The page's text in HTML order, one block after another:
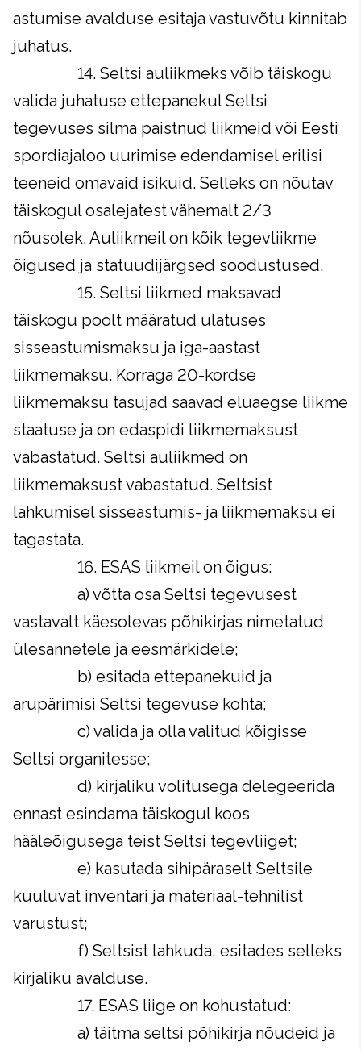
astumise avalduse esitaja vastuvõtu kinnitab
juhatus.
14. Seltsi auliikmeks võib täiskogu
valida juhatuse ettepanekul Seltsi
tegevuses silma paistnud liikmeid või Eesti
spordiajaloo uurimise edendamisel erilisi
teeneid omavaid isikuid. Selleks on nõutav
täiskogul osalejatest vähemalt 2/3
nõusolek. Auliikmeil on kõik tegevliikme
õigused ja statuudijärgsed soodustused.
15. Seltsi liikmed maksavad
täiskogu poolt määratud ulatuses
sisseastumismaksu ja iga-aastast
liikmemaksu. Korraga 20-kordse
liikmemaksu tasujad saavad eluaegse liikme
staatuse ja on edaspidi liikmemaksust
vabastatud. Seltsi auliikmed on
liikmemaksust vabastatud. Seltsist
lahkumisel sisseastumis- ja liikmemaksu ei
tagastata.
16. ESAS liikmeil on õigus:
a) võtta osa Seltsi tegevusest
vastavalt käesolevas põhikirjas nimetatud
ülesannetele ja eesmärkidele;
b) esitada ettepanekuid ja
arupärimisi Seltsi tegevuse kohta;
c) valida ja olla valitud kõigisse
Seltsi organitesse;
d) kirjaliku volitusega delegeerida
ennast esindama täiskogul koos
hääleõigusega teist Seltsi tegevliiget;
e) kasutada sihipäraselt Seltsile
kuuluvat inventari ja materiaal-tehnilist
varustust;
f) Seltsist lahkuda, esitades selleks
kirjaliku avalduse.
17. ESAS liige on kohustatud:
a) täitma seltsi põhikirja nõudeid ja